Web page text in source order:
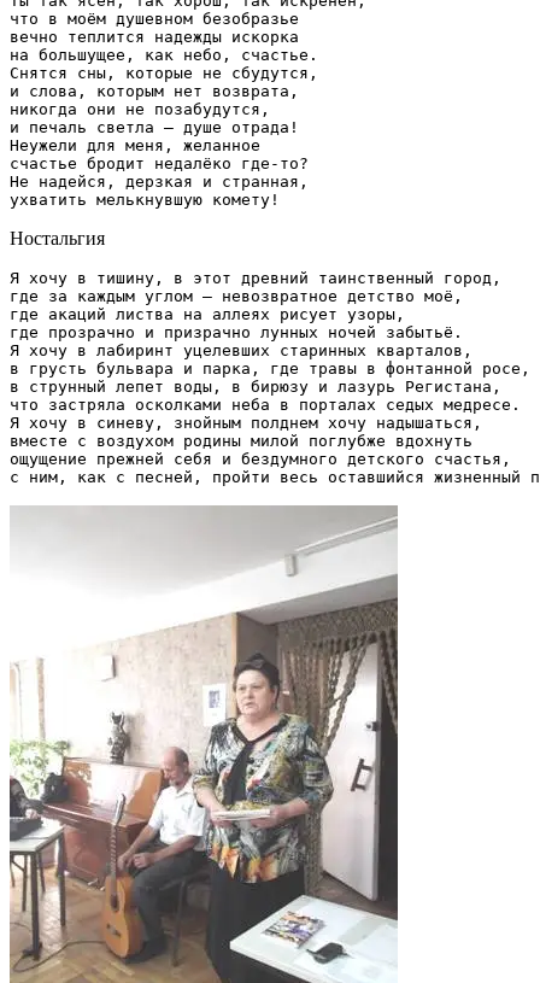
что в моём душевном безобразье
вечно теплится надежды искорка
на большущее, как небо, счастье.
Снятся сны, которые не сбудутся,
и слова, которым нет возврата,
никогда они не позабудутся,
и печаль светла – душе отрада!
Неужели для меня, желанное
счастье бродит недалёко где-то?
Не надейся, дерзкая и странная,
Ностальгия
Я хочу в тишину, в этот древний таинственный город,
где за каждым углом – невозвратное детство моё,
где акаций листва на аллеях рисует узоры,
где прозрачно и призрачно лунных ночей забытьё.
Я хочу в лабиринт уцелевших старинных кварталов,
в грусть бульвара и парка, где травы в фонтанной росе,
в струнный лепет воды, в бирюзу и лазурь Регистана,
что застряла осколками неба в порталах седых медресе.
Я хочу в синеву, знойным полднем хочу надышаться,
вместе с воздухом родины милой поглубже вдохнуть
ощущение прежней себя и бездумного детского счастья,